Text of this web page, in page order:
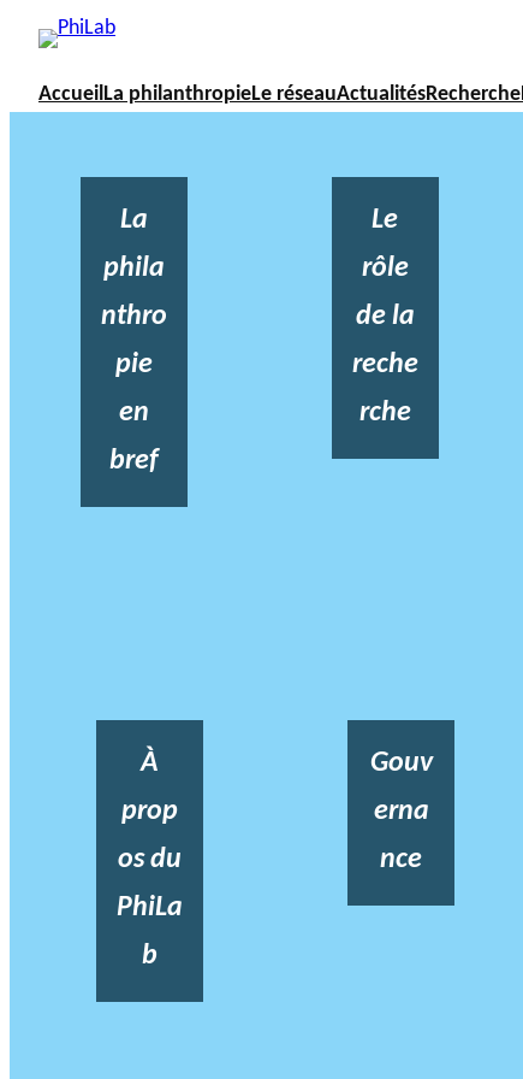
Accueil La philanthropieLe réseauActualitésRecherche
La
phila
nthro
pie
en
bref
Le
rôle
de la
reche
rche
À
prop
os du
PhiLa
b
Gouv
erna
nce